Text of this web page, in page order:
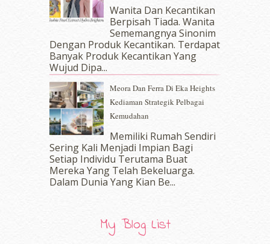
March 2017(14)
February 2017(8)
December 2016(15)
November 2016(14)
October 2016(22)
September 2016 (20)
August 2016(19)
(11)
June 2016(30)
May 2016(16)
April 2016(7)
March 2016(18)
February 2016(11)
Wanita Dan Kecantikan
Berpisah Tiada. Wanita
Sememangnya Sinonim
Dengan Produk Kecantikan. Terdapat
Banyak Produk Kecantikan Yang
Wujud Dipa...
Meora Dan Ferra Di Eka Heights
Kediaman Strategik Pelbagai
Kemudahan
Memiliki Rumah Sendiri
Sering Kali Menjadi Impian Bagi
Setiap Individu Terutama Buat
Mereka Yang Telah Bekeluarga.
Dalam‍ Dunia Yang Kian Be...
My Blog List